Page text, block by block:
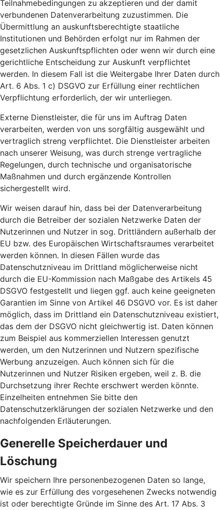
Teilnahmebedingungen zu akzeptieren und der damit
verbundenen Datenverarbeitung zuzustimmen. Die
Übermittlung an auskunftsberechtigte staatliche
Institutionen und Behörden erfolgt nur im Rahmen der
gesetzlichen Auskunftspflichten oder wenn wir durch eine
gerichtliche Entscheidung zur Auskunft verpflichtet
werden. In diesem Fall ist die Weitergabe Ihrer Daten durch
Art. 6 Abs. 1 c) DSGVO zur Erfüllung einer rechtlichen
Verpflichtung erforderlich, der wir unterliegen.
Externe Dienstleister, die für uns im Auftrag Daten
verarbeiten, werden von uns sorgfältig ausgewählt und
vertraglich streng verpflichtet. Die Dienstleister arbeiten
nach unserer Weisung, was durch strenge vertragliche
Regelungen, durch technische und organisatorische
Maßnahmen und durch ergänzende Kontrollen
sichergestellt wird.
Wir weisen darauf hin, dass bei der Datenverarbeitung
durch die Betreiber der sozialen Netzwerke Daten der
Nutzerinnen und Nutzer in sog. Drittländern außerhalb der
EU bzw. des Europäischen Wirtschaftsraumes verarbeitet
werden können. In diesen Fällen wurde das
Datenschutzniveau im Drittland möglicherweise nicht
durch die EU-Kommission nach Maßgabe des Artikels 45
DSGVO festgestellt und liegen ggf. auch keine geeigneten
Garantien im Sinne von Artikel 46 DSGVO vor. Es ist daher
möglich, dass im Drittland ein Datenschutzniveau existiert,
das dem der DSGVO nicht gleichwertig ist. Daten können
zum Beispiel aus kommerziellen Interessen genutzt
werden, um den Nutzerinnen und Nutzern spezifische
Werbung anzuzeigen. Auch können sich für die
Nutzerinnen und Nutzer Risiken ergeben, weil z. B. die
Durchsetzung ihrer Rechte erschwert werden könnte.
Einzelheiten entnehmen Sie bitte den
Datenschutzerklärungen der sozialen Netzwerke und den
nachfolgenden Erläuterungen.
Generelle Speicherdauer und
Löschung
Wir speichern Ihre personenbezogenen Daten so lange,
wie es zur Erfüllung des vorgesehenen Zwecks notwendig
ist oder berechtigte Gründe im Sinne des Art. 17 Abs. 3